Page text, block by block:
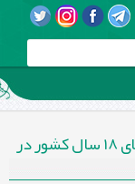
سنجش میزان رضایت شهروندان بالای 18 سال کشور در